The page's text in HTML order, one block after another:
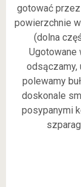
gotować przez
powierzchnie
(dolna
Ugotowane
odsączamy,
polewamy
doskonale
posypanymi